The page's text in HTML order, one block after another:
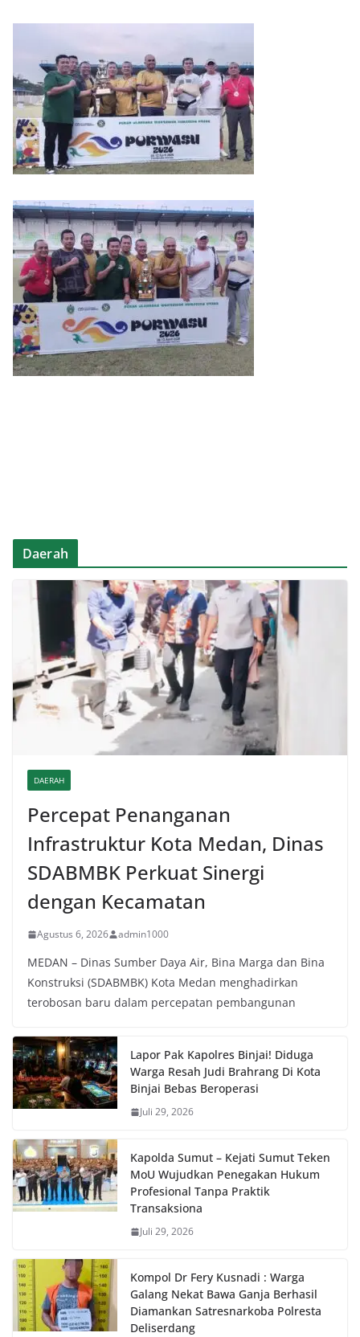
Daerah
DAERAH
Percepat Penanganan
Infrastruktur Kota Medan, Dinas
SDABMBK Perkuat Sinergi
dengan Kecamatan
Agustus 6, 2026 admin1000
MEDAN – Dinas Sumber Daya Air, Bina Marga dan Bina
Konstruksi (SDABMBK) Kota Medan menghadirkan
terobosan baru dalam percepatan pembangunan
Lapor Pak Kapolres Binjai! Diduga
Warga Resah Judi Brahrang Di Kota
Binjai Bebas Beroperasi
Juli 29, 2026
Kapolda Sumut – Kejati Sumut Teken
MoU Wujudkan Penegakan Hukum
Profesional Tanpa Praktik
Transaksiona
Juli 29, 2026
Kompol Dr Fery Kusnadi : Warga
Galang Nekat Bawa Ganja Berhasil
Diamankan Satresnarkoba Polresta
Deliserdang